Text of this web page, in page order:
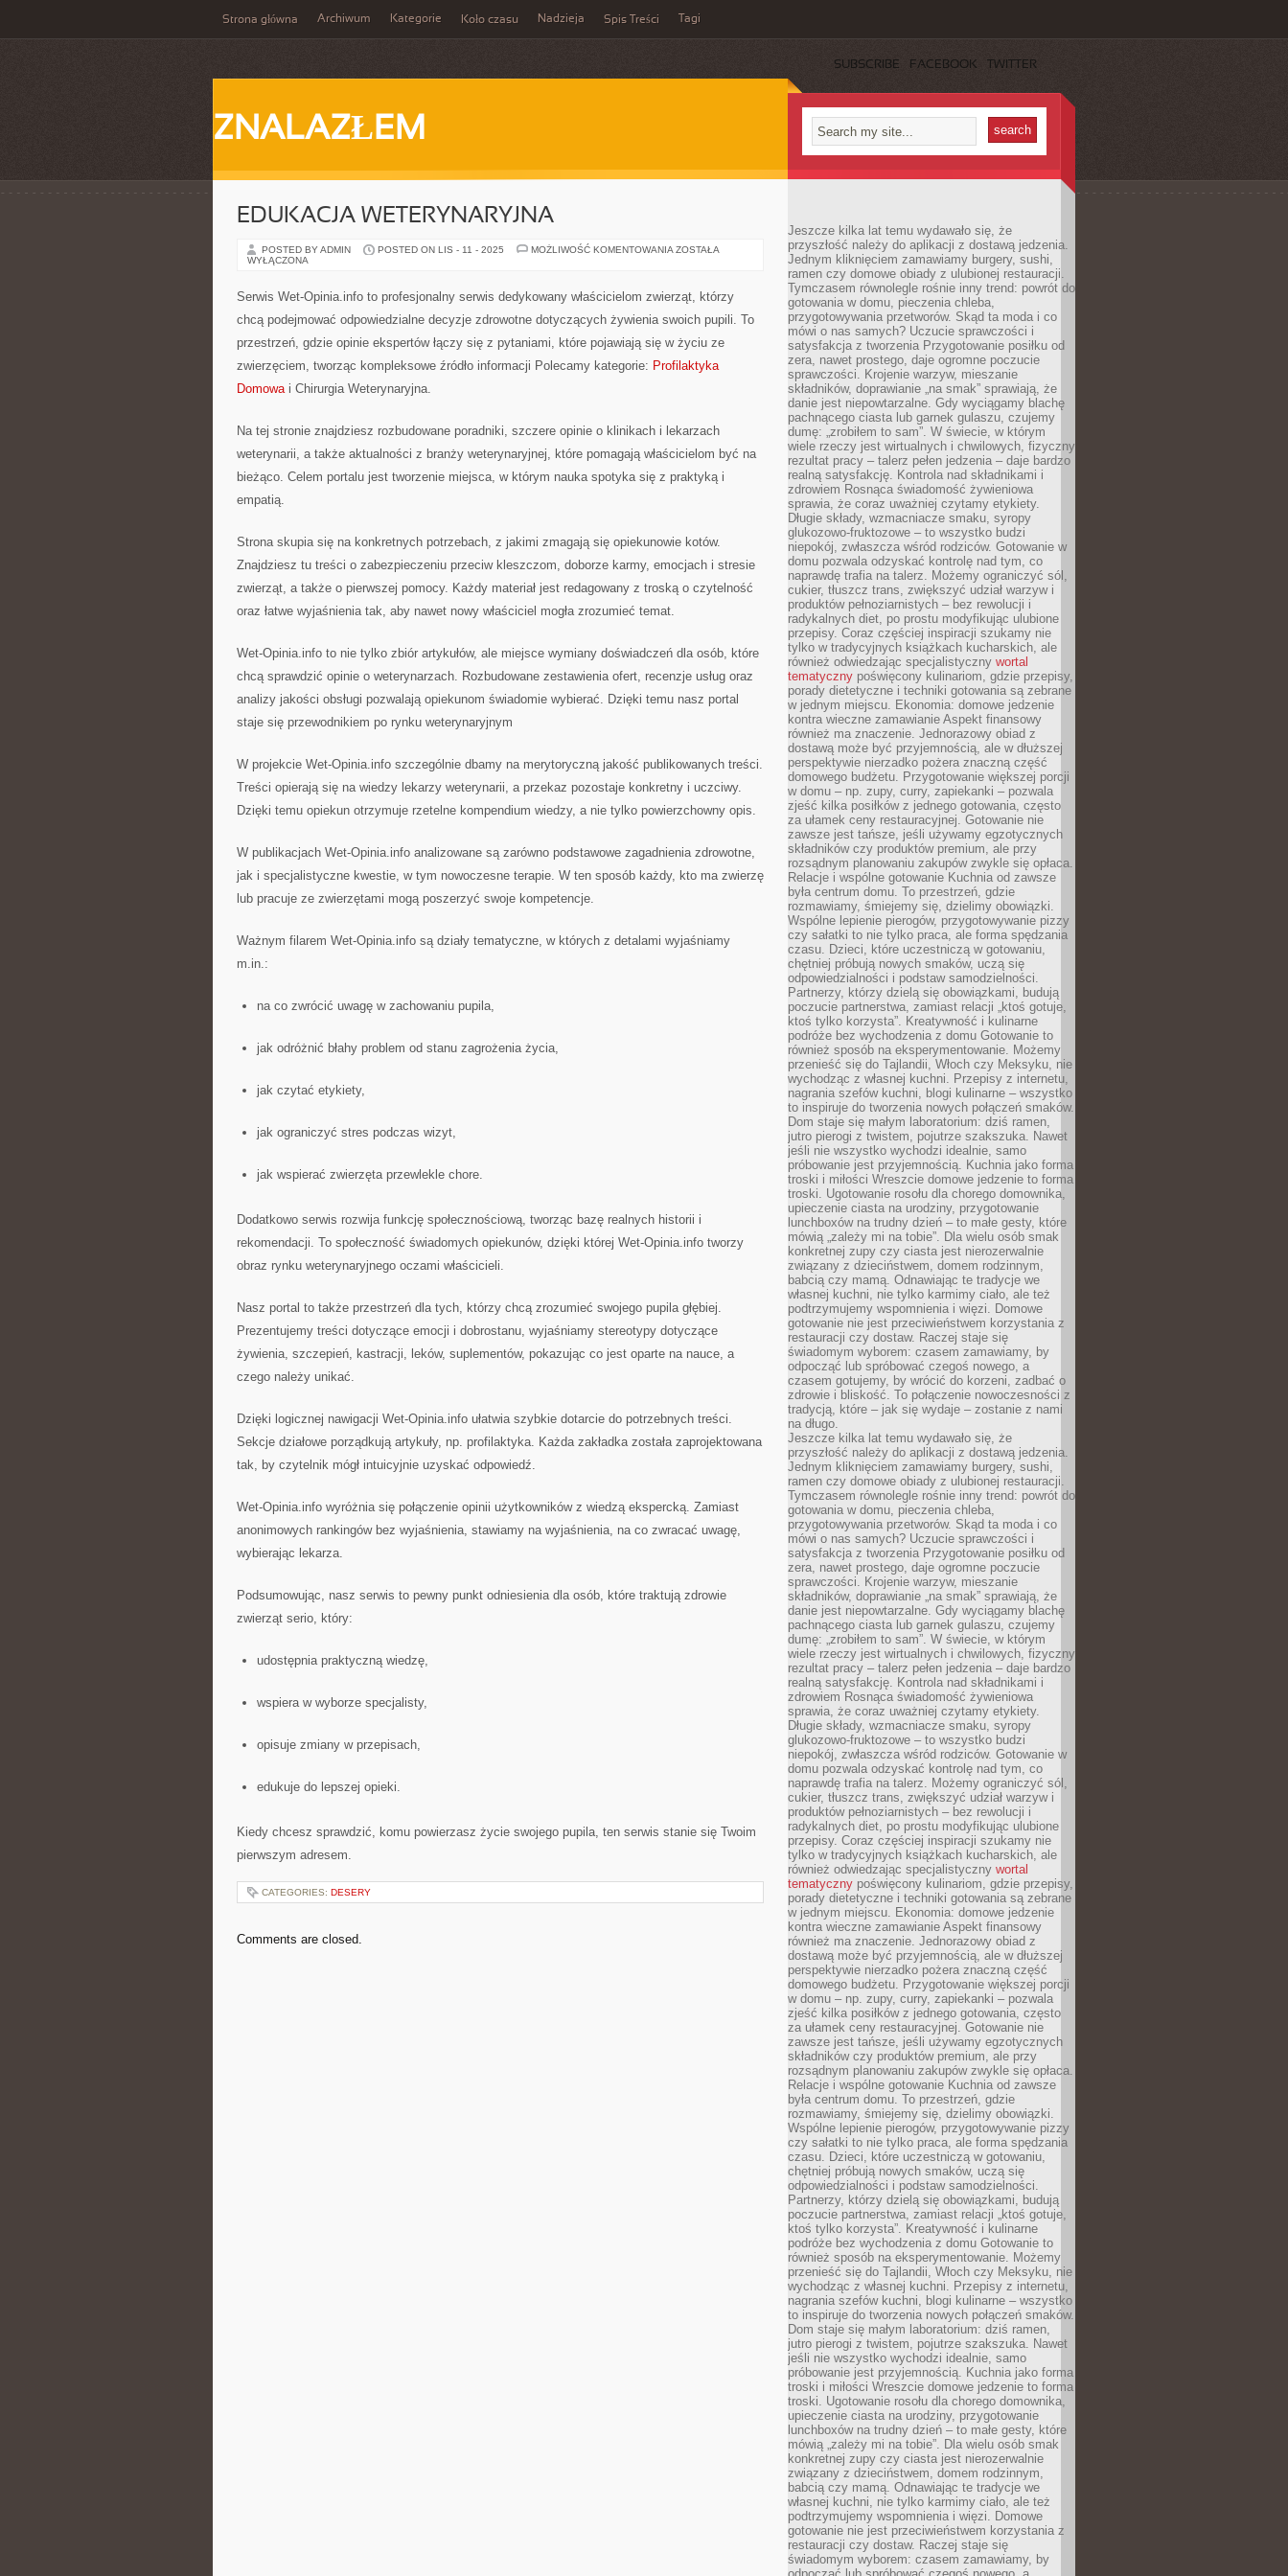
Strona główna Archiwum Kategorie Koło czasu Nadzieja Spis Treści Tagi
SUBSCRIBE FACEBOOK TWITTER
ZNALAZŁEM
EDUKACJA WETERYNARYJNA
POSTED BY ADMIN POSTED ON LIS - 11 - 2025 MOŻLIWOŚĆ KOMENTOWANIA EDUKACJA
ZOSTAŁA
WYŁĄCZONA
Serwis Wet-Opinia.info to profesjonalny serwis dedykowany właścicielom zwierząt, którzy
chcą podejmować odpowiedzialne decyzje zdrowotne dotyczących żywienia swoich pupili. To
przestrzeń, gdzie opinie ekspertów łączy się z pytaniami, które pojawiają się w życiu ze
zwierzęciem, tworząc kompleksowe źródło informacji Polecamy kategorie: Profilaktyka
Domowai Chirurgia Weterynaryjna.
Na tej stronie znajdziesz rozbudowane poradniki, szczere opinie o klinikach i lekarzach
weterynarii, a także aktualności z branży weterynaryjnej, które pomagają właścicielom być na
bieżąco. Celem portalu jest tworzenie miejsca, w którym nauka spotyka się z praktyką i
empatią.
Strona skupia się na konkretnych potrzebach, z jakimi zmagają się opiekunowie kotów.
Znajdziesz tu treści o zabezpieczeniu przeciw kleszczom, doborze karmy, emocjach i stresie
zwierząt, a także o pierwszej pomocy. Każdy materiał jest redagowany z troską o czytelność
oraz łatwe wyjaśnienia tak, aby nawet nowy właściciel mogła zrozumieć temat.
Wet-Opinia.info to nie tylko zbiór artykułów, ale miejsce wymiany doświadczeń dla osób, które
chcą sprawdzić opinie o weterynarzach. Rozbudowane zestawienia ofert, recenzje usług oraz
analizy jakości obsługi pozwalają opiekunom świadomie wybierać. Dzięki temu nasz portal
staje się przewodnikiem po rynku weterynaryjnym
W projekcie Wet-Opinia.info szczególnie dbamy na merytoryczną jakość publikowanych treści.
Treści opierają się na wiedzy lekarzy weterynarii, a przekaz pozostaje konkretny i uczciwy.
Dzięki temu opiekun otrzymuje rzetelne kompendium wiedzy, a nie tylko powierzchowny opis.
W publikacjach Wet-Opinia.info analizowane są zarówno podstawowe zagadnienia zdrowotne,
jak i specjalistyczne kwestie, w tym nowoczesne terapie. W ten sposób każdy, kto ma zwierzę
lub pracuje ze zwierzętami mogą poszerzyć swoje kompetencje.
Ważnym filarem Wet-Opinia.info są działy tematyczne, w których z detalami wyjaśniamy
m.in.:
na co zwrócić uwagę w zachowaniu pupila,
jak odróżnić błahy problem od stanu zagrożenia życia,
jak czytać etykiety,
jak ograniczyć stres podczas wizyt,
jak wspierać zwierzęta przewlekle chore.
Dodatkowo serwis rozwija funkcję społecznościową, tworząc bazę realnych historii i
rekomendacji. To społeczność świadomych opiekunów, dzięki której Wet-Opinia.info tworzy
obraz rynku weterynaryjnego oczami właścicieli.
Nasz portal to także przestrzeń dla tych, którzy chcą zrozumieć swojego pupila głębiej.
Prezentujemy treści dotyczące emocji i dobrostanu, wyjaśniamy stereotypy dotyczące
żywienia, szczepień, kastracji, leków, suplementów, pokazując co jest oparte na nauce, a
czego należy unikać.
Dzięki logicznej nawigacji Wet-Opinia.info ułatwia szybkie dotarcie do potrzebnych treści.
Sekcje działowe porządkują artykuły, np. profilaktyka. Każda zakładka została zaprojektowana
tak, by czytelnik mógł intuicyjnie uzyskać odpowiedź.
Wet-Opinia.info wyróżnia się połączenie opinii użytkowników z wiedzą ekspercką. Zamiast
anonimowych rankingów bez wyjaśnienia, stawiamy na wyjaśnienia, na co zwracać uwagę,
wybierając lekarza.
Podsumowując, nasz serwis to pewny punkt odniesienia dla osób, które traktują zdrowie
zwierząt serio, który:
udostępnia praktyczną wiedzę,
wspiera w wyborze specjalisty,
opisuje zmiany w przepisach,
edukuje do lepszej opieki.
Kiedy chcesz sprawdzić, komu powierzasz życie swojego pupila, ten serwis stanie się Twoim
pierwszym adresem.
CATEGORIES: DESERY
Comments are closed.
Jeszcze kilka lat temu wydawało się, że
przyszłość należy do aplikacji z dostawą jedzenia.
Jednym kliknięciem zamawiamy burgery, sushi,
ramen czy domowe obiady z ulubionej restauracji.
Tymczasem równolegle rośnie inny trend: powrót do
gotowania w domu, pieczenia chleba,
przygotowywania przetworów. Skąd ta moda i co
mówi o nas samych? Uczucie sprawczości i
satysfakcja z tworzenia Przygotowanie posiłku od
zera, nawet prostego, daje ogromne poczucie
sprawczości. Krojenie warzyw, mieszanie
składników, doprawianie „na smak” sprawiają, że
danie jest niepowtarzalne. Gdy wyciągamy blachę
pachnącego ciasta lub garnek gulaszu, czujemy
dumę: „zrobiłem to sam”. W świecie, w którym
wiele rzeczy jest wirtualnych i chwilowych, fizyczny
rezultat pracy – talerz pełen jedzenia – daje bardzo
realną satysfakcję. Kontrola nad składnikami i
zdrowiem Rosnąca świadomość żywieniowa
sprawia, że coraz uważniej czytamy etykiety.
Długie składy, wzmacniacze smaku, syropy
glukozowo-fruktozowe – to wszystko budzi
niepokój, zwłaszcza wśród rodziców. Gotowanie w
domu pozwala odzyskać kontrolę nad tym, co
naprawdę trafia na talerz. Możemy ograniczyć sól,
cukier, tłuszcz trans, zwiększyć udział warzyw i
produktów pełnoziarnistych – bez rewolucji i
radykalnych diet, po prostu modyfikując ulubione
przepisy. Coraz częściej inspiracji szukamy nie
tylko w tradycyjnych książkach kucharskich, ale
również odwiedzając specjalistyczny wortal
tematyczny poświęcony kulinariom, gdzie przepisy,
porady dietetyczne i techniki gotowania są zebrane
w jednym miejscu. Ekonomia: domowe jedzenie
kontra wieczne zamawianie Aspekt finansowy
również ma znaczenie. Jednorazowy obiad z
dostawą może być przyjemnością, ale w dłuższej
perspektywie nierzadko pożera znaczną część
domowego budżetu. Przygotowanie większej porcji
w domu – np. zupy, curry, zapiekanki – pozwala
zjeść kilka posiłków z jednego gotowania, często
za ułamek ceny restauracyjnej. Gotowanie nie
zawsze jest tańsze, jeśli używamy egzotycznych
składników czy produktów premium, ale przy
rozsądnym planowaniu zakupów zwykle się opłaca.
Relacje i wspólne gotowanie Kuchnia od zawsze
była centrum domu. To przestrzeń, gdzie
rozmawiamy, śmiejemy się, dzielimy obowiązki.
Wspólne lepienie pierogów, przygotowywanie pizzy
czy sałatki to nie tylko praca, ale forma spędzania
czasu. Dzieci, które uczestniczą w gotowaniu,
chętniej próbują nowych smaków, uczą się
odpowiedzialności i podstaw samodzielności.
Partnerzy, którzy dzielą się obowiązkami, budują
poczucie partnerstwa, zamiast relacji „ktoś gotuje,
ktoś tylko korzysta”. Kreatywność i kulinarne
podróże bez wychodzenia z domu Gotowanie to
również sposób na eksperymentowanie. Możemy
przenieść się do Tajlandii, Włoch czy Meksyku, nie
wychodząc z własnej kuchni. Przepisy z internetu,
nagrania szefów kuchni, blogi kulinarne – wszystko
to inspiruje do tworzenia nowych połączeń smaków.
Dom staje się małym laboratorium: dziś ramen,
jutro pierogi z twistem, pojutrze szakszuka. Nawet
jeśli nie wszystko wychodzi idealnie, samo
próbowanie jest przyjemnością. Kuchnia jako forma
troski i miłości Wreszcie domowe jedzenie to forma
troski. Ugotowanie rosołu dla chorego domownika,
upieczenie ciasta na urodziny, przygotowanie
lunchboxów na trudny dzień – to małe gesty, które
mówią „zależy mi na tobie”. Dla wielu osób smak
konkretnej zupy czy ciasta jest nierozerwalnie
związany z dzieciństwem, domem rodzinnym,
babcią czy mamą. Odnawiając te tradycje we
własnej kuchni, nie tylko karmimy ciało, ale też
podtrzymujemy wspomnienia i więzi. Domowe
gotowanie nie jest przeciwieństwem korzystania z
restauracji czy dostaw. Raczej staje się
świadomym wyborem: czasem zamawiamy, by
odpocząć lub spróbować czegoś nowego, a
czasem gotujemy, by wrócić do korzeni, zadbać o
zdrowie i bliskość. To połączenie nowoczesności z
tradycją, które – jak się wydaje – zostanie z nami
na długo.
Jeszcze kilka lat temu wydawało się, że
przyszłość należy do aplikacji z dostawą jedzenia.
Jednym kliknięciem zamawiamy burgery, sushi,
ramen czy domowe obiady z ulubionej restauracji.
Tymczasem równolegle rośnie inny trend: powrót do
gotowania w domu, pieczenia chleba,
przygotowywania przetworów. Skąd ta moda i co
mówi o nas samych? Uczucie sprawczości i
satysfakcja z tworzenia Przygotowanie posiłku od
zera, nawet prostego, daje ogromne poczucie
sprawczości. Krojenie warzyw, mieszanie
składników, doprawianie „na smak” sprawiają, że
danie jest niepowtarzalne. Gdy wyciągamy blachę
pachnącego ciasta lub garnek gulaszu, czujemy
dumę: „zrobiłem to sam”. W świecie, w którym
wiele rzeczy jest wirtualnych i chwilowych, fizyczny
rezultat pracy – talerz pełen jedzenia – daje bardzo
realną satysfakcję. Kontrola nad składnikami i
zdrowiem Rosnąca świadomość żywieniowa
sprawia, że coraz uważniej czytamy etykiety.
Długie składy, wzmacniacze smaku, syropy
glukozowo-fruktozowe – to wszystko budzi
niepokój, zwłaszcza wśród rodziców. Gotowanie w
domu pozwala odzyskać kontrolę nad tym, co
naprawdę trafia na talerz. Możemy ograniczyć sól,
cukier, tłuszcz trans, zwiększyć udział warzyw i
produktów pełnoziarnistych – bez rewolucji i
radykalnych diet, po prostu modyfikując ulubione
przepisy. Coraz częściej inspiracji szukamy nie
tylko w tradycyjnych książkach kucharskich, ale
również odwiedzając specjalistyczny wortal
tematyczny poświęcony kulinariom, gdzie przepisy,
porady dietetyczne i techniki gotowania są zebrane
w jednym miejscu. Ekonomia: domowe jedzenie
kontra wieczne zamawianie Aspekt finansowy
również ma znaczenie. Jednorazowy obiad z
dostawą może być przyjemnością, ale w dłuższej
perspektywie nierzadko pożera znaczną część
domowego budżetu. Przygotowanie większej porcji
w domu – np. zupy, curry, zapiekanki – pozwala
zjeść kilka posiłków z jednego gotowania, często
za ułamek ceny restauracyjnej. Gotowanie nie
zawsze jest tańsze, jeśli używamy egzotycznych
składników czy produktów premium, ale przy
rozsądnym planowaniu zakupów zwykle się opłaca.
Relacje i wspólne gotowanie Kuchnia od zawsze
była centrum domu. To przestrzeń, gdzie
rozmawiamy, śmiejemy się, dzielimy obowiązki.
Wspólne lepienie pierogów, przygotowywanie pizzy
czy sałatki to nie tylko praca, ale forma spędzania
czasu. Dzieci, które uczestniczą w gotowaniu,
chętniej próbują nowych smaków, uczą się
odpowiedzialności i podstaw samodzielności.
Partnerzy, którzy dzielą się obowiązkami, budują
poczucie partnerstwa, zamiast relacji „ktoś gotuje,
ktoś tylko korzysta”. Kreatywność i kulinarne
podróże bez wychodzenia z domu Gotowanie to
również sposób na eksperymentowanie. Możemy
przenieść się do Tajlandii, Włoch czy Meksyku, nie
wychodząc z własnej kuchni. Przepisy z internetu,
nagrania szefów kuchni, blogi kulinarne – wszystko
to inspiruje do tworzenia nowych połączeń smaków.
Dom staje się małym laboratorium: dziś ramen,
jutro pierogi z twistem, pojutrze szakszuka. Nawet
jeśli nie wszystko wychodzi idealnie, samo
próbowanie jest przyjemnością. Kuchnia jako forma
troski i miłości Wreszcie domowe jedzenie to forma
troski. Ugotowanie rosołu dla chorego domownika,
upieczenie ciasta na urodziny, przygotowanie
lunchboxów na trudny dzień – to małe gesty, które
mówią „zależy mi na tobie”. Dla wielu osób smak
konkretnej zupy czy ciasta jest nierozerwalnie
związany z dzieciństwem, domem rodzinnym,
babcią czy mamą. Odnawiając te tradycje we
własnej kuchni, nie tylko karmimy ciało, ale też
podtrzymujemy wspomnienia i więzi. Domowe
gotowanie nie jest przeciwieństwem korzystania z
restauracji czy dostaw. Raczej staje się
świadomym wyborem: czasem zamawiamy, by